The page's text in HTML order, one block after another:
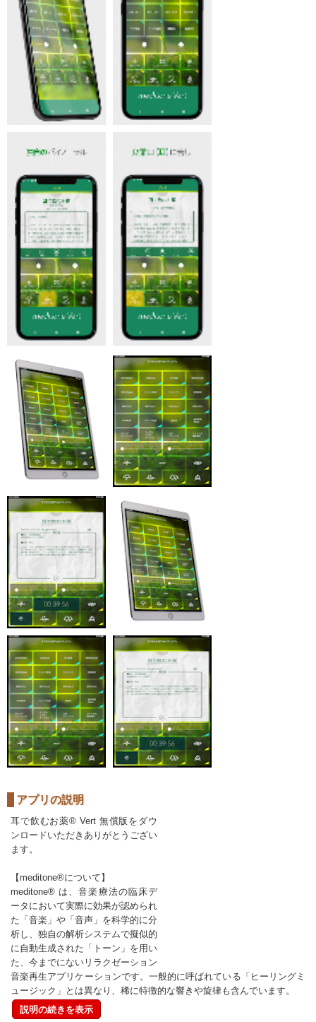
アプリの説明
耳で飲むお薬® Vert 無償版をダウ
ンロードいただきありがとうござい
ます。
【meditone®について】
meditone® は、音楽療法の臨床デ
ータにおいて実際に効果が認められ
た「音楽」や「音声」を科学的に分
析し、独自の解析システムで擬似的
に自動生成された「トーン」を用い
た、今までにないリラクゼーション
音楽再生アプリケーションです。一般的に呼ばれている「ヒーリングミ
ュージック」とは異なり、稀に特徴的な響きや旋律も含んでいます。
説明の続きを表示